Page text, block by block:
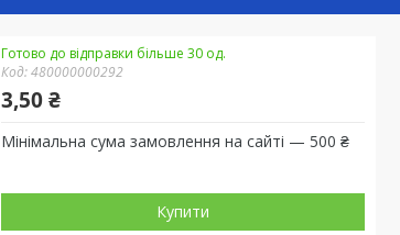
Готово до відправки більше 30 од.
Код:480000000292
3,50 ₴
Мінімальна сума замовлення на сайті — 500 ₴
Купити